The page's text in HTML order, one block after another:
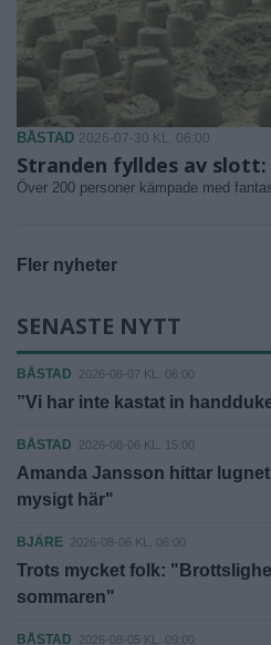
BÅSTAD 2026-07-30 KL. 06:00
Stranden fylldes av
Över 200 personer kämpade med
Fler nyheter
SENASTE NYTT
BÅSTAD 2026-08-07 KL. 06:00
”Vi har inte kastat in
BÅSTAD 2026-08-06 KL. 15:00
Amanda Jansson hittar
mysigt här"
BJÄRE 2026-08-06 KL. 06:00
Trots mycket folk:
sommaren"
BÅSTAD 2026-08-05 KL. 09:00